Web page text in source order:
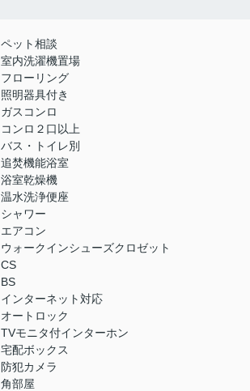
ペット相談
室内洗濯機置場
フローリング
照明器具付き
ガスコンロ
コンロ２口以上
バス・トイレ別
追焚機能浴室
浴室乾燥機
温水洗浄便座
シャワー
エアコン
ウォークインシューズクロゼット
CS
BS
インターネット対応
オートロック
TVモニタ付インターホン
宅配ボックス
防犯カメラ
角部屋